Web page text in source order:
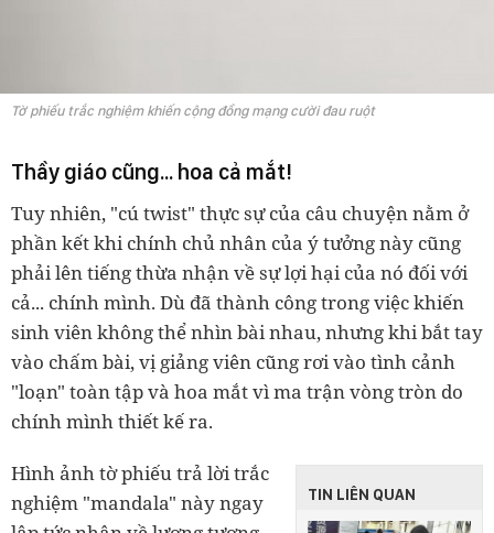
Tờ phiếu trắc nghiệm khiến cộng đồng mạng cười đau ruột
Thầy giáo cũng... hoa cả mắt!
Tuy nhiên, "cú twist" thực sự của câu chuyện nằm ở
phần kết khi chính chủ nhân của ý tưởng này cũng
phải lên tiếng thừa nhận về sự lợi hại của nó đối với
cả... chính mình. Dù đã thành công trong việc khiến
sinh viên không thể nhìn bài nhau, nhưng khi bắt tay
vào chấm bài, vị giảng viên cũng rơi vào tình cảnh
"loạn" toàn tập và hoa mắt vì ma trận vòng tròn do
chính mình thiết kế ra.
TIN LIÊN QUAN
Hình ảnh tờ phiếu trả lời trắc
nghiệm "mandala" này ngay